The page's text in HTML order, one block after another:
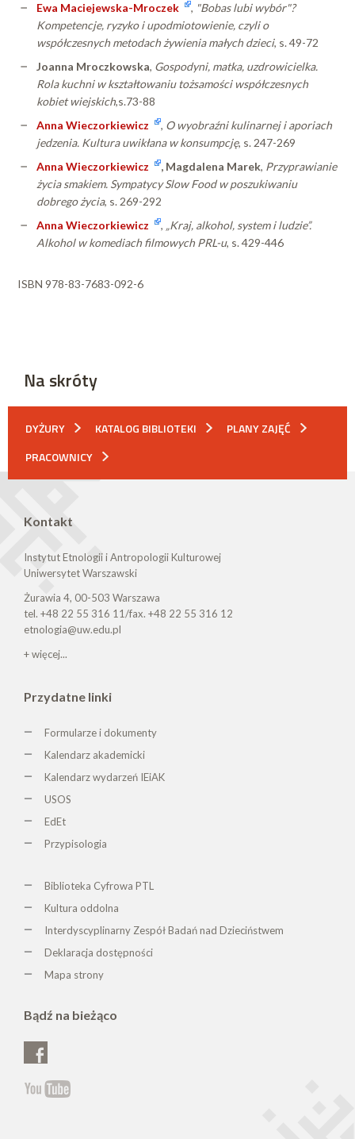
Ewa Maciejewska-Mroczek
, "Bobas lubi wybór"?
Kompetencje, ryzyko i upodmiotowienie, czyli o
współczesnych metodach żywienia małych dzieci, s. 49-72
Joanna Mroczkowska, Gospodyni, matka, uzdrowicielka.
Rola kuchni w kształtowaniu tożsamości współczesnych
kobiet wiejskich,s.73-88
Anna Wieczorkiewicz
, O wyobraźni kulinarnej i aporiach
jedzenia. Kultura uwikłana w konsumpcję, s. 247-269
Anna Wieczorkiewicz
, Magdalena Marek, Przyprawianie
życia smakiem. Sympatycy Slow Food w poszukiwaniu
dobrego życia, s. 269-292
Anna Wieczorkiewicz
, „Kraj, alkohol, system i ludzie”.
Alkohol w komediach filmowych PRL-u, s. 429-446
ISBN 978-83-7683-092-6
Na skróty
DYŻURY KATALOG BIBLIOTEKI
PLANY ZAJĘĆ
PRACOWNICY
Kontakt
Instytut Etnologii i Antropologii Kulturowej
Uniwersytet Warszawski
Żurawia 4, 00-503 Warszawa
tel. +48 22 55 316 11/fax. +48 22 55 316 12
etnologia@uw.edu.pl
+ więcej...
Przydatne linki
Formularze i dokumenty
Kalendarz akademicki
Kalendarz wydarzeń IEiAK
USOS
EdEt
Przypisologia
Biblioteka Cyfrowa PTL
Kultura oddolna
Interdyscyplinarny Zespół Badań nad Dzieciństwem
Deklaracja dostępności
Mapa strony
Bądź na bieżąco